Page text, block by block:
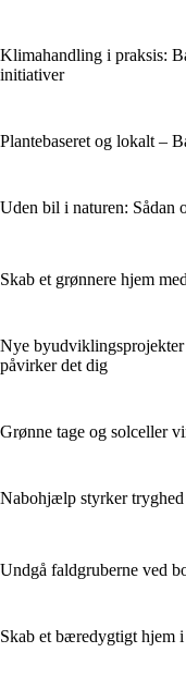
Klimahandling i praksis:
initiativer
Plantebaseret og lokalt –
Uden bil i naturen:
Skab et grønnere hjem
Nye
påvirker det dig
Grønne tage og solceller
Nabohjælp styrker
Undgå faldgruberne ved
Skab et bæredygtigt hjem